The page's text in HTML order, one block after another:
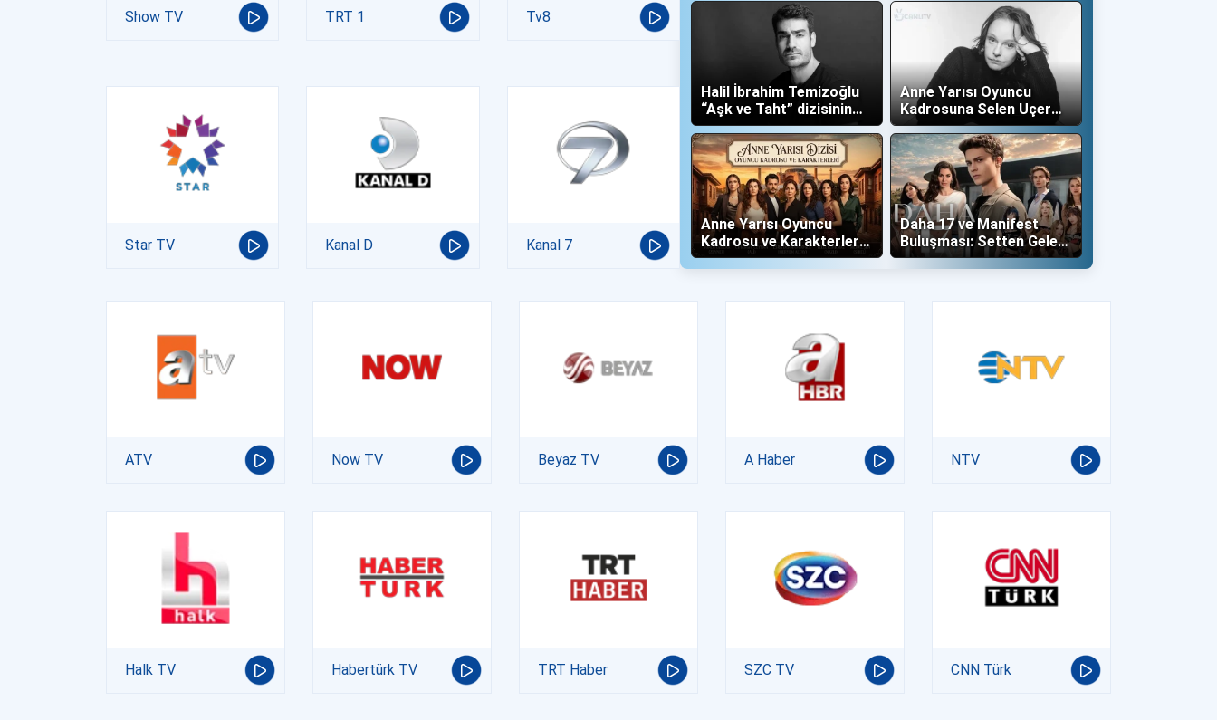
Show TV TRT 1 Tv8
Star TV Kanal D Kanal 7
Halil İbrahim Temizoğlu
“Aşk ve Taht” dizisinin
Yalboğan'ı Oldu
Anne Yarısı Oyuncu
Kadrosuna Selen Uçer
"Altın" Karakteri İle Dahil
Oldu!
Anne Yarısı Oyuncu
Kadrosu ve Karakterleri
(Now TV)
Daha 17 ve Manifest
Buluşması: Setten Gelen
İlk Kareler Büyüledi!
ATV Now TV Beyaz TV A Haber NTV
Halk TV Habertürk TV TRT Haber SZC TV CNN Türk